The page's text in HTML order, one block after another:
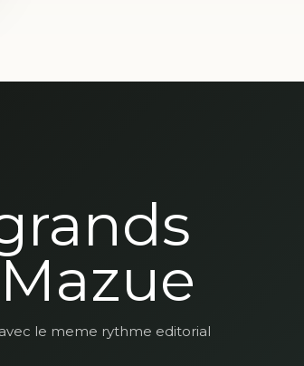
le meme rythme editorial